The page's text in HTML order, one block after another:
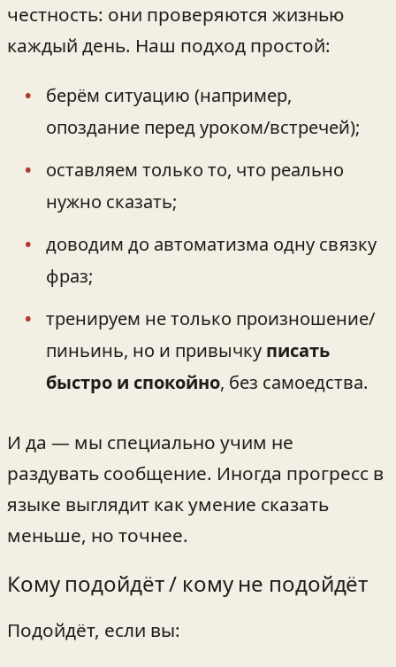
честность: они проверяются жизнью
каждый день. Наш подход простой:
берём ситуацию (например,
опоздание перед уроком/встречей);
оставляем только то, что реально
нужно сказать;
доводим до автоматизма одну связку
фраз;
тренируем не только произношение/
пиньинь, но и привычку писать
быстро и спокойно, без самоедства.
И да — мы специально учим не
раздувать сообщение. Иногда прогресс в
языке выглядит как умение сказать
меньше, но точнее.
Кому подойдёт / кому не подойдёт
Подойдёт, если вы: